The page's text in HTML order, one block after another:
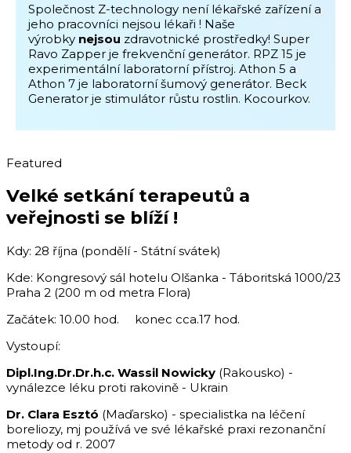
Společnost Z-technology není lékařské zařízení a
jeho pracovníci nejsou lékaři ! Naše
výrobky nejsou zdravotnické prostředky! Super
Ravo Zapper je frekvenční generátor. RPZ 15 je
experimentální laboratorní přístroj. Athon 5 a
Athon 7 je laboratorní šumový generátor. Beck
Generator je stimulátor růstu rostlin. Kocourkov.
Featured
Velké setkání terapeutů a
veřejnosti se blíží !
Kdy: 28 října (pondělí - Státní svátek)
Kde: Kongresový sál hotelu Olšanka - Táboritská 1000/23
Praha 2 (200 m od metra Flora)
Začátek: 10.00 hod. konec cca.17 hod.
Vystoupí:
Dipl.Ing.Dr.Dr.h.c. Wassil Nowicky (Rakousko) -
vynálezce léku proti rakovině - Ukrain
Dr. Clara Esztó (Maďarsko) - specialistka na léčení
boreliozy, mj používá ve své lékařské praxi rezonanční
metody od r. 2007